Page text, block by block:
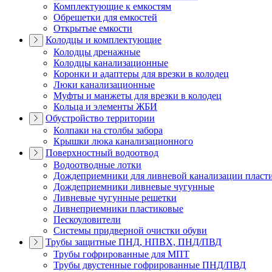
Комплектующие к емкостям
Обрешетки для емкостей
Открытые емкости
Колодцы и комплектующие
Колодцы дренажные
Колодцы канализационные
Коронки и адаптеры для врезки в колодец
Люки канализационные
Муфты и манжеты для врезки в колодец
Кольца и элементы ЖБИ
Обустройство территории
Колпаки на столбы забора
Крышки люка канализационного
Поверхностный водоотвод
Водоотводные лотки
Дождеприемники для ливневой канализации
Дождеприемники ливневые чугунные
Ливневые чугунные решетки
Ливнеприемники пластиковые
Пескоуловители
Системы придверной очистки обуви
Трубы защитные ПНД, НПВХ, ПНД/ПВД
Трубы гофрированные для МПТ
Трубы двустенные гофрированные ПНД/ПВД